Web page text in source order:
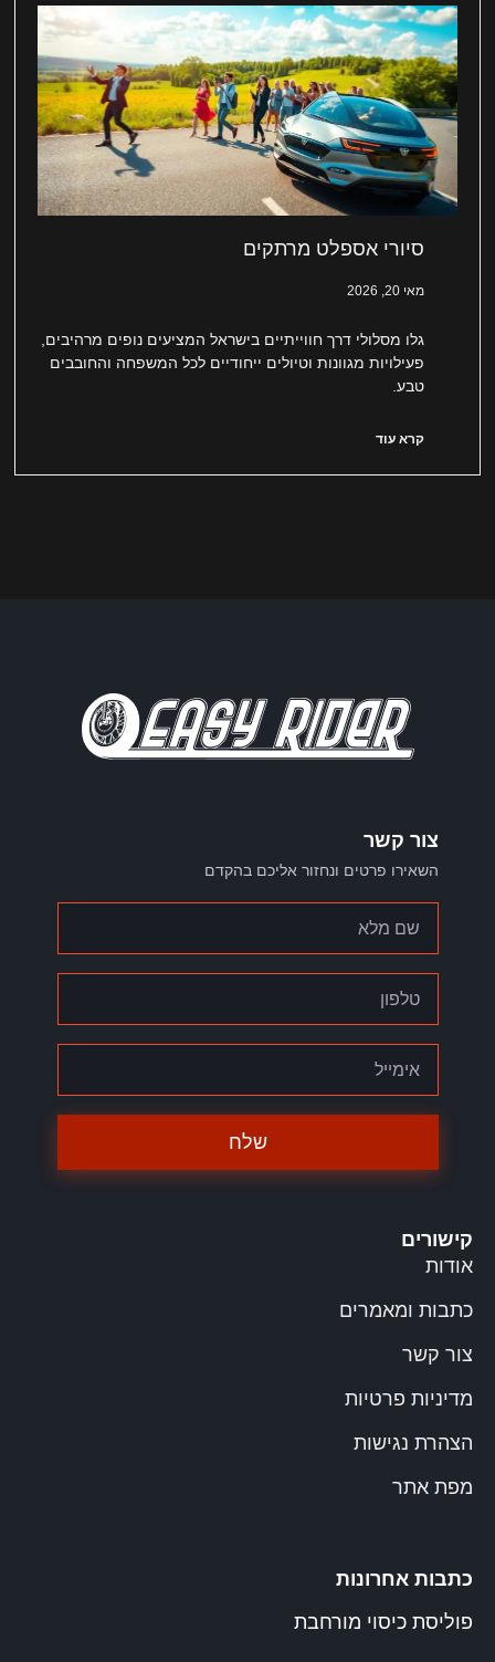
סיורי אספלט מרתקים
מאי 20, 2026
גלו מסלולי דרך חווייתיים בישראל המציעים נופים מרהיבים,
פעילויות מגוונות וטיולים ייחודיים לכל המשפחה והחובבים
טבע.
קרא עוד
צור קשר
השאירו פרטים ונחזור אליכם בהקדם
שלח
קישורים
אודות
כתבות ומאמרים
צור קשר
מדיניות פרטיות
הצהרת נגישות
מפת אתר
כתבות אחרונות
פוליסת כיסוי מורחבת